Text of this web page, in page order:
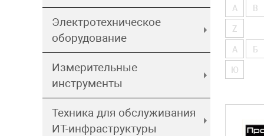
Электротехническое
оборудование
Измерительные
инструменты
Техника для обслуживания
ИТ-инфраструктуры
A B
Z
А Б
Ю